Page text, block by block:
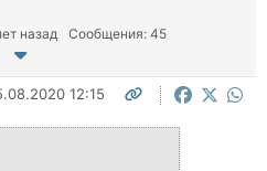
назад Сообщения: 45
12:15